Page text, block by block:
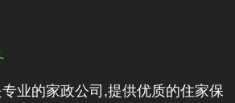
业的家政公司,提供优质的住家保